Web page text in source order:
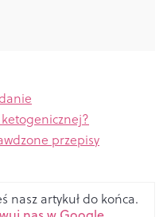
przepisy
nasz artykuł do końca.